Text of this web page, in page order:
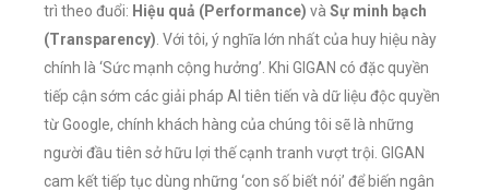
trì theo đuổi: Hiệu quả (Performance) và Sự minh bạch
(Transparency) . Với tôi, ý nghĩa lớn nhất của huy hiệu này
chính là ‘Sức mạnh cộng hưởng’. Khi GIGAN có đặc quyền
tiếp cận sớm các giải pháp AI tiên tiến và dữ liệu độc quyền
từ Google, chính khách hàng của chúng tôi sẽ là những
người đầu tiên sở hữu lợi thế cạnh tranh vượt trội. GIGAN
cam kết tiếp tục dùng những ‘con số biết nói’ để biến ngân